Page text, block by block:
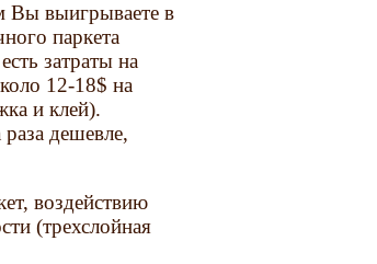
Вы выигрываете в
паркета
затраты на
12-18$ на
и клей).
дешевле,
воздействию
(трехслойная